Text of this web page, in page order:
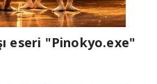
eseri "Pinokyo.exe"